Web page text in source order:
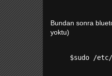
Bundan sonra
yoktu)